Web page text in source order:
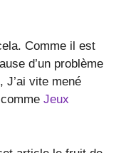
Comme il est
d’un problème
J’ai vite mené
Jeux